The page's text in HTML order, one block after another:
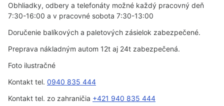
Obhliadky, odbery a telefonáty možné každý pracovný deň
7:30-16:00 a v pracovné sobota 7:30-13:00
Doručenie balíkových a paletových zásielok zabezpečené.
Preprava nákladným autom 12t aj 24t zabezpečená.
Foto ilustračné
Kontakt tel. 0940 835 444
Kontakt tel. zo zahraničia +421 940 835 444